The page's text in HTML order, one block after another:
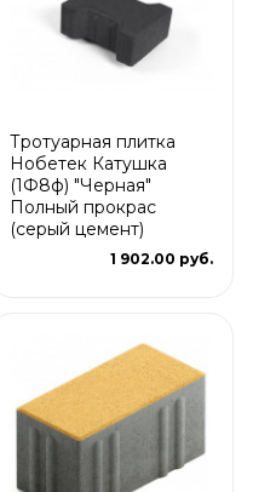
Тротуарная плитка
Нобетек Катушка
(1Ф8ф) "Черная"
Полный прокрас
(серый цемент)
1 902.00 руб.